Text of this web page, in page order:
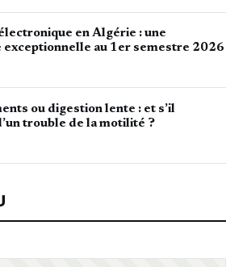
en Algérie : une
exceptionnelle au 1er semestre 2026
ou digestion lente : et s’il
trouble de la motilité ?